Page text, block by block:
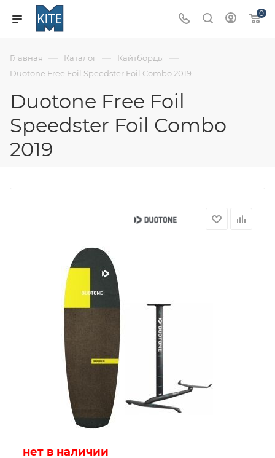
0
Главная — Каталог — Кайтборды —
Duotone Free Foil Speedster Foil Combo 2019
Duotone Free Foil
Speedster Foil Combo
2019
нет в наличии